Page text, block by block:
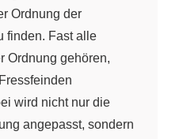
Ordnung der
finden. Fast alle
Ordnung gehören,
wird nicht nur die
angepasst, sondern